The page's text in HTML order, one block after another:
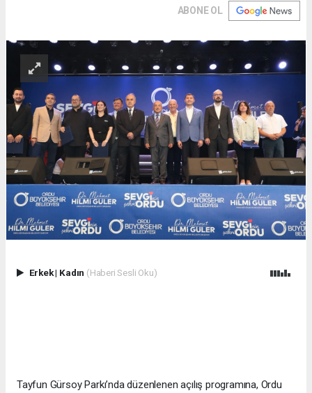
ABONE OL
Erkek| Kadın (Haberi Sesli Oku)
Tayfun Gürsoy Parkı’nda düzenlenen açılış programına, Ordu